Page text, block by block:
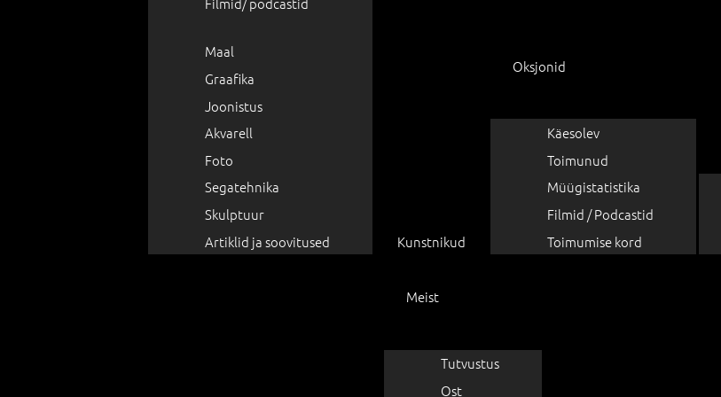
Maal
Graafika
Joonistus
Akvarell
Foto
Segatehnika
Skulptuur
Artiklid ja soovitused
Kunstnikud
Oksjonid
Käesolev
Toimunud
Müügistatistika
Filmid / Podcastid
Toimumise kord
Meist
Tutvustus
Ost